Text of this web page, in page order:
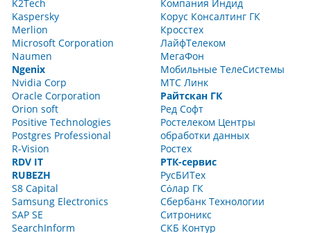
K2Tech
Kaspersky
Merlion
Microsoft Corporation
Naumen
Ngenix
Nvidia Corp
Oracle Corporation
Orion soft
Positive Technologies
Postgres Professional
R-Vision
RDV IT
RUBEZH
S8 Capital
Samsung Electronics
SAP SE
SearchInform
Компания Индид
Корус Консалтинг ГК
Кросстех
ЛайфТелеком
МегаФон
Мобильные ТелеСистемы
МТС Линк
Райтскан ГК
Ред Софт
Ростелеком Центры
обработки данных
Ростех
РТК-сервис
РусБИТех
Сόлар ГК
Сбербанк Технологии
Ситроникс
СКБ Контур